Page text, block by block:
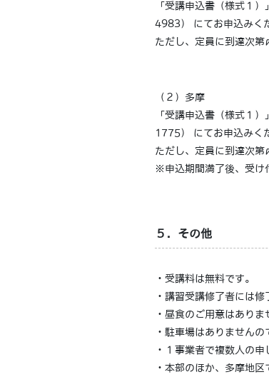
「受講申込書（様式１
4983） にてお申込みく
ただし、定員に到達次
（２）多摩
「受講申込書（様式１
1775） にてお申込みく
ただし、定員に到達次
※申込期間満了後、受け
５．その他
・受講料は無料です。
・講習受講修了者には
・昼食のご用意はありま
・駐車場はありませんの
・１事業者で複数人の
・本部のほか、多摩地